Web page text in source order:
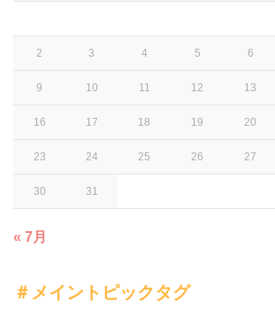
2 3 4 5 6
9 10 11 12 13
16 17 18 19 20
23 24 25 26 27
30 31
« 7月
＃メイントピックタグ